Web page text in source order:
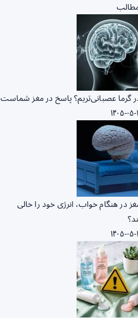
گرما عصبانی‌تریم؟ پاسخ در مغز شماست
در هنگام خواب، انرژی خود را خالی